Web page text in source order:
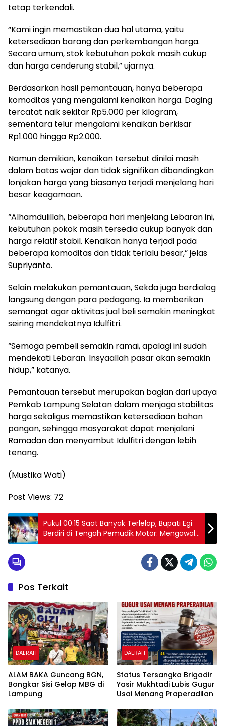
tetap terkendali.
“Kami ingin memastikan dua hal utama, yaitu
ketersediaan barang dan perkembangan harga.
Secara umum, stok kebutuhan pokok masih cukup
dan harga cenderung stabil,” ujarnya.
Berdasarkan hasil pemantauan, hanya beberapa
komoditas yang mengalami kenaikan harga. Daging
tercatat naik sekitar Rp5.000 per kilogram,
sementara telur mengalami kenaikan berkisar
Rp1.000 hingga Rp2.000.
Namun demikian, kenaikan tersebut dinilai masih
dalam batas wajar dan tidak signifikan dibandingkan
lonjakan harga yang biasanya terjadi menjelang hari
besar keagamaan.
“Alhamdulillah, beberapa hari menjelang Lebaran ini,
kebutuhan pokok masih tersedia cukup banyak dan
harga relatif stabil. Kenaikan hanya terjadi pada
beberapa komoditas dan tidak terlalu besar,” jelas
Supriyanto.
Selain melakukan pemantauan, Sekda juga berdialog
langsung dengan para pedagang. Ia memberikan
semangat agar aktivitas jual beli semakin meningkat
seiring mendekatnya Idulfitri.
“Semoga pembeli semakin ramai, apalagi ini sudah
mendekati Lebaran. Insyaallah pasar akan semakin
hidup,” katanya.
Pemantauan tersebut merupakan bagian dari upaya
Pemkab Lampung Selatan dalam menjaga stabilitas
harga sekaligus memastikan ketersediaan bahan
pangan, sehingga masyarakat dapat menjalani
Ramadan dan menyambut Idulfitri dengan lebih
tenang.
(Mustika Wati)
Post Views: 72
Pukul 00.15 Saat Banyak Terlelap, Bupati Egi
Berdiri di Tengah Pemudik Motor: Mengawal
Harapan Pulang Selamat
Pos Terkait
DAERAH
ALAM BAKA Guncang BGN,
Bongkar Sisi Gelap MBG di
Lampung
DAERAH
Status Tersangka Brigadir
Yasir Mukhtadi Lubis Gugur
Usai Menang Praperadilan